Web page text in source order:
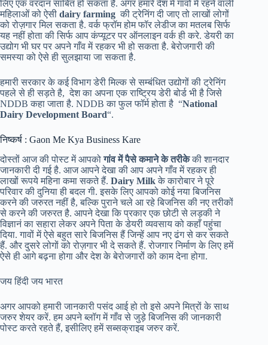
लिए एक वरदान साबित हो सकता है. अगर हमारे देश में गावों में रहने वाली
महिलाओं को ऐसी dairy farming की ट्रेनिंग दी जाए तो लाखों लोगों
को रोज़गार मिल सकता है. वर्क फ्रॉम होम फॉर लेडीज का मतलब सिर्फ
यह नहीं होता की सिर्फ आप कंप्यूटर पर ऑनलाइन वर्क ही करे. डेयरी का
उद्योग भी घर पर अपने गाँव में रहकर भी हो सकता है. बेरोजगारी की
समस्या को ऐसे ही सुलझाया जा सकता है.
हमारी सरकार के कई विभाग डेरी मिल्क से सम्बंधित उद्योगों की ट्रेनिंग
पहले से ही सड़ते है, देश का अपना एक राष्ट्रिय डेरी बोर्ड भी है जिसे
NDDB कहा जाता है. NDDB का फुल फॉर्म होता है “National
Dairy Development Board“.
निष्कर्ष : Gaon Me Kya Business Kare
दोस्तों आज की पोस्ट में आपकोगांव में पैसे कमाने के तरीकेकी शानदार
जानकारी दी गई है. आज आपने देखा की आप अपने गाँव में रहकर ही
लाखों रूपये महिना कमा सकते हैं. Dairy Milkके कारोबार ने पूरे
परिवार की दुनिया ही बदल गी. इसके लिए आपको कोई नया बिजनिस
करने की जरुरत नहीं है, बल्कि पुराने चले आ रहे बिजनिस की नए तरीकों
से करने की जरुरत है. आपने देखा कि प्रकार एक छोटी से लड़की ने
विज्ञानं का सहारा लेकर अपने पिता के डेयरी व्यवसाय को कहाँ पहुंचा
दिया. गावों में ऐसे बहुत सारे बिजनिस हैं जिन्हें आप नए ढंग से कर सकते
हैं. और दुसरे लोगों को रोज़गार भी दे सकते हैं. रोजगार निर्माण के लिए हमें
ऐसे ही आगे बढ़ना होगा और देश के बेरोजगारों को काम देना होगा.
जय हिंदी जय भारत
अगर आपको हमारी जानकारी पसंद आई हो तो इसे अपने मित्रों के साथ
जरुर शेयर करें. हम अपने ब्लॉग में गाँव से जुड़े बिजनिस की जानकारी
पोस्ट करते रहते हैं, इसीलिए हमें सब्सक्राइब जरुर करें.